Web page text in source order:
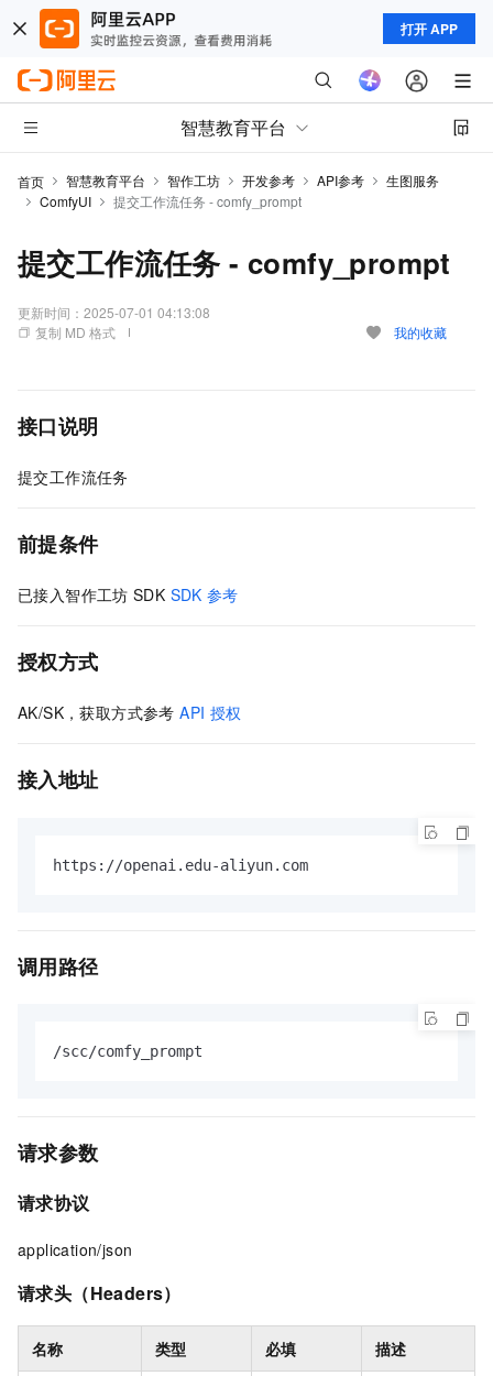
打开 APP
智慧教育平台
首页 智慧教育平台 智作工坊 开发参考 API参考
生图服务
ComfyUI
提交工作流任务 - comfy_prompt
提交工作流任务 - comfy_prompt
更新时间： 2025-07-01 04:13:08
复制 MD 格式
我的收藏
接口说明
提交工作流任务
前提条件
已接入智作工坊 SDK SDK 参考
授权方式
AK/SK，获取方式参考API 授权
接入地址
https://openai.edu-aliyun.com
调用路径
/scc/comfy_prompt
请求参数
请求协议
application/json
请求头（Headers）
名称 类型 必填 描述